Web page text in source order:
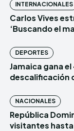
INTERNACIONALES
Carlos Vives
‘Buscando el
DEPORTES
Jamaica gana
descalificación
NACIONALES
República
visitantes hasta